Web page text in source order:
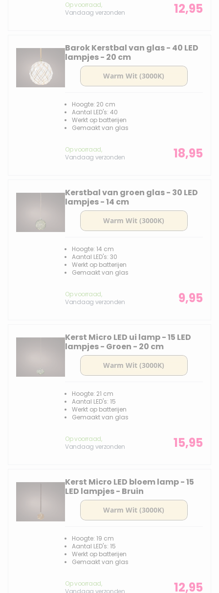
Op voorraad,
Vandaag verzonden
12,95
Barok Kerstbal van glas - 40 LED
lampjes - 20 cm
Hoogte: 20 cm
Aantal LED's: 40
Werkt op batterijen
Gemaakt van glas
Op voorraad,
Vandaag verzonden
18,95
Kerstbal van groen glas - 30 LED
lampjes - 14 cm
Hoogte: 14 cm
Aantal LED's: 30
Werkt op batterijen
Gemaakt van glas
Op voorraad,
Vandaag verzonden
9,95
Kerst Micro LED ui lamp - 15 LED
lampjes - Groen - 20 cm
Hoogte: 21 cm
Aantal LED's: 15
Werkt op batterijen
Gemaakt van glas
Op voorraad,
Vandaag verzonden
15,95
Kerst Micro LED bloem lamp - 15
LED lampjes - Bruin
Hoogte: 19 cm
Aantal LED's: 15
Werkt op batterijen
Gemaakt van glas
Op voorraad,
Vandaag verzonden
12,95